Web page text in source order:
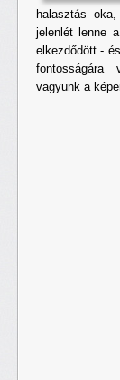
halasztás
jelenlét lenne
elkezdődött -
vagyunk a